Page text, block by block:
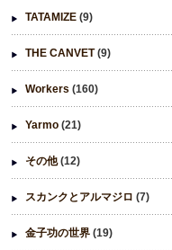
TATAMIZE (9)
THE CANVET(9)
Workers (160)
Yarmo (21)
その他(12)
スカンクとアルマジロ (7)
金子功の世界 (19)